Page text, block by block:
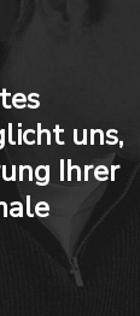
uns,
Ihrer